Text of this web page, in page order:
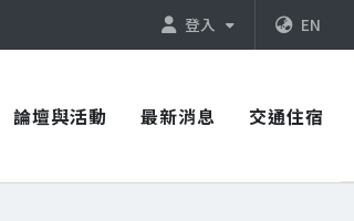
登入 EN
論壇與活動 最新消息 交通住宿